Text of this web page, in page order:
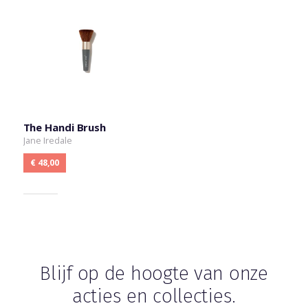
The Handi Brush
Jane Iredale
€ 48,00
Blijf op de hoogte van onze
acties en collecties.